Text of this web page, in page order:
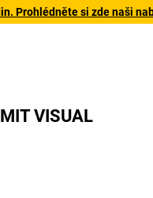
Prohlédněte si zde naši
VISUAL